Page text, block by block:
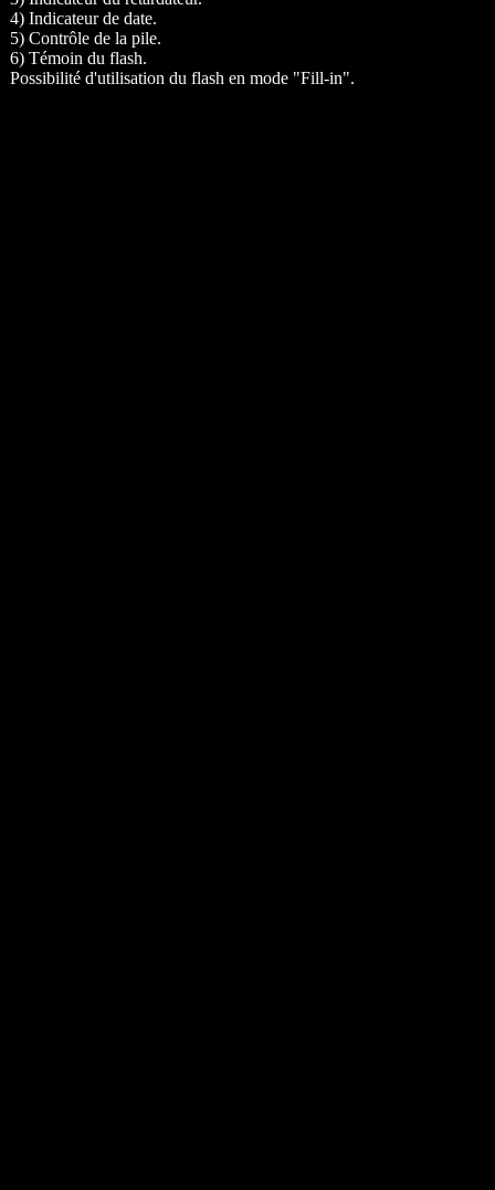
4) Indicateur de date.
5) Contrôle de la pile.
6) Témoin du flash.
Possibilité d'utilisation du flash en mode "Fill-in".